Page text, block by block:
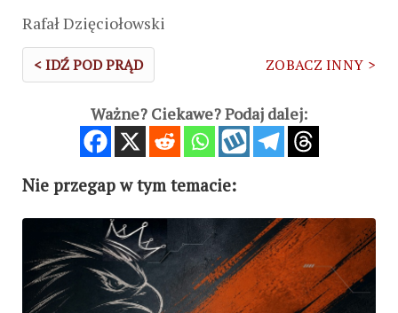
Rafał Dzięciołowski
< IDŹ POD PRĄD ZOBACZ INNY >
Ważne? Ciekawe? Podaj dalej:
Nie przegap w tym temacie: